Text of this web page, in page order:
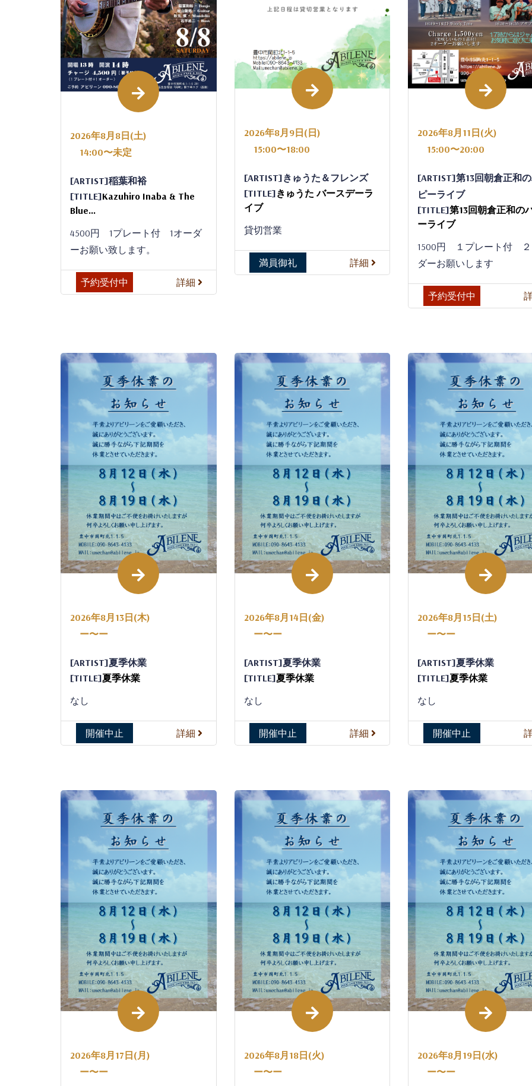
2026年8月8日(土)
14:00〜未定
[ARTIST]稲葉和裕
[TITLE]Kazuhiro Inaba & The
Blue...
4500円 1プレート付 1オーダ
ーお願い致します。
予約受付中 詳細
2026年8月9日(日)
15:00〜18:00
[ARTIST]きゅうた＆フレンズ
[TITLE]きゅうた バースデーラ
イブ
貸切営業
満員御礼 詳細
2026年8月11日(火)
15:00〜20:00
[ARTIST]第13回朝倉正和
ピーライブ
[TITLE]第13回朝倉正和の
ーライブ
1500円 １プレート付 ２
ダーお願いします
予約受付中
2026年8月13日(木)
ー〜ー
[ARTIST]夏季休業
[TITLE]夏季休業
なし
開催中止 詳細
2026年8月14日(金)
ー〜ー
[ARTIST]夏季休業
[TITLE]夏季休業
なし
開催中止 詳細
2026年8月15日(土)
ー〜ー
[ARTIST]夏季休業
[TITLE]夏季休業
なし
開催中止
2026年8月17日(月)
ー〜ー
2026年8月18日(火)
ー〜ー
2026年8月19日(水)
ー〜ー